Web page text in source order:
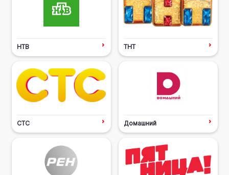
НТВ ТНТ
СТС Домашний